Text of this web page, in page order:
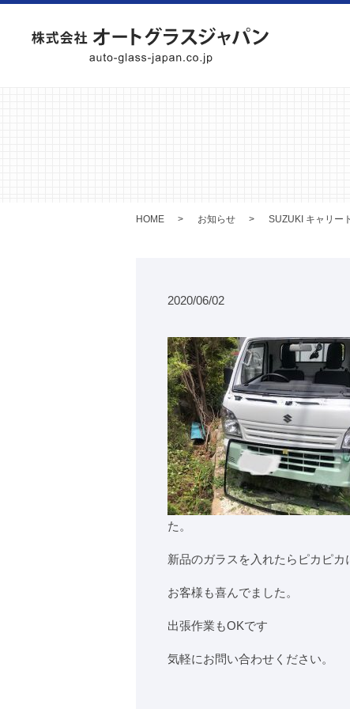
HOME お知らせ SUZUKI キャリー
2020/06/02
た。
新品のガラスを入れたらピカピカ
お客様も喜んでました。
出張作業もOKです
気軽にお問い合わせください。